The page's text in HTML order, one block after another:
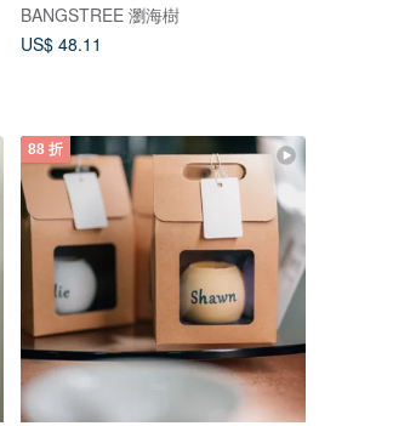
BANGSTREE 瀏海樹
US$ 48.11
88 折